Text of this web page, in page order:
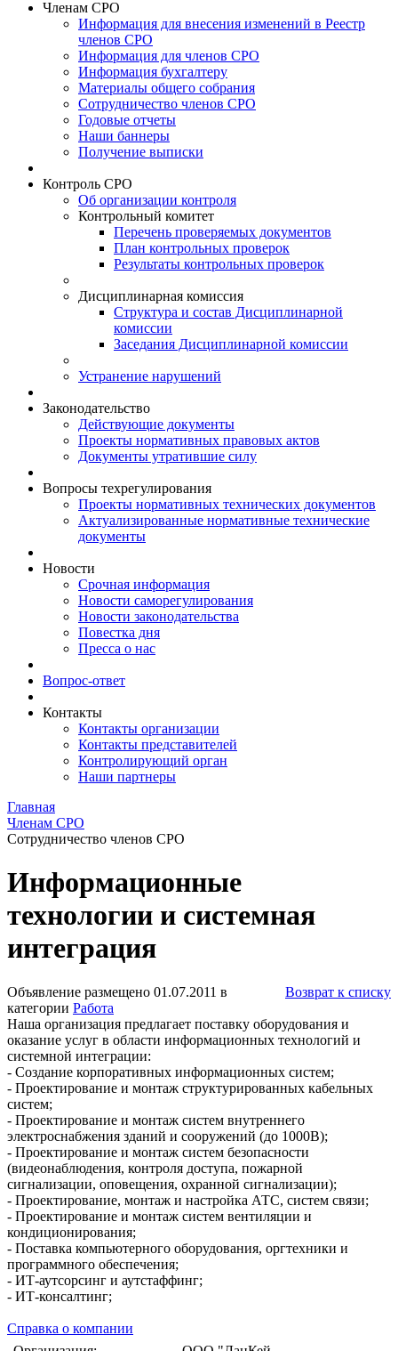
Членам СРО
Информация для внесения изменений в Реестр
членов СРО
Информация для членов СРО
Информация бухгалтеру
Материалы общего собрания
Сотрудничество членов СРО
Годовые отчеты
Наши баннеры
Получение выписки
Контроль СРО
Об организации контроля
Контрольный комитет
Перечень проверяемых документов
План контрольных проверок
Результаты контрольных проверок
Дисциплинарная комиссия
Структура и состав Дисциплинарной
комиссии
Заседания Дисциплинарной комиссии
Устранение нарушений
Законодательство
Действующие документы
Проекты нормативных правовых актов
Документы утратившие силу
Вопросы техрегулирования
Проекты нормативных технических документов
Актуализированные нормативные технические
документы
Новости
Срочная информация
Новости саморегулирования
Новости законодательства
Повестка дня
Пресса о нас
Вопрос-ответ
Контакты
Контакты организации
Контакты представителей
Контролирующий орган
Наши партнеры
Главная
Членам СРО
Сотрудничество членов СРО
Информационные
технологии и системная
интеграция
Возврат к списку
Объявление размещено 01.07.2011 в
категории Работа
Наша организация предлагает поставку оборудования и
оказание услуг в области информационных технологий и
системной интеграции:
- Создание корпоративных информационных систем;
- Проектирование и монтаж структурированных кабельных
систем;
- Проектирование и монтаж систем внутреннего
электроснабжения зданий и сооружений (до 1000В);
- Проектирование и монтаж систем безопасности
(видеонаблюдения, контроля доступа, пожарной
сигнализации, оповещения, охранной сигнализации);
- Проектирование, монтаж и настройка АТС, систем связи;
- Проектирование и монтаж систем вентиляции и
кондиционирования;
- Поставка компьютерного оборудования, оргтехники и
программного обеспечения;
- ИТ-аутсорсинг и аутстаффинг;
- ИТ-консалтинг;
Справка о компании